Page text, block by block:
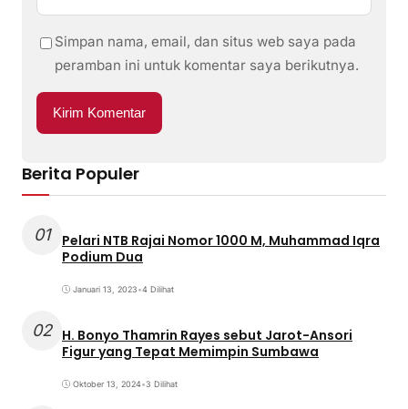
Simpan nama, email, dan situs web saya pada
peramban ini untuk komentar saya berikutnya.
Berita Populer
01
Pelari NTB Rajai Nomor 1000 M, Muhammad Iqra
Podium Dua
Januari 13, 2023•4 Dilihat
02 H. Bonyo Thamrin Rayes sebut Jarot-Ansori
Figur yang Tepat Memimpin Sumbawa
Oktober 13, 2024•3 Dilihat